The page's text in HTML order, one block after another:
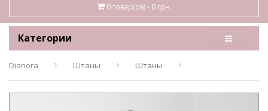
0 товар(ов) - 0 грн.
Категории
Dianora Штаны Штаны